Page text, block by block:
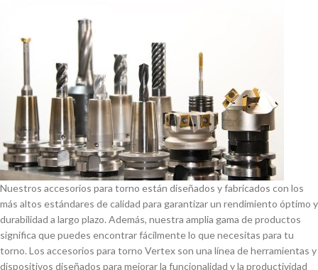
Nuestros accesorios para torno están diseñados y fabricados con los
más altos estándares de calidad para garantizar un rendimiento óptimo y
durabilidad a largo plazo. Además, nuestra amplia gama de productos
significa que puedes encontrar fácilmente lo que necesitas para tu
torno. Los accesorios para torno Vertex son una lí­nea de herramientas y
dispositivos diseñados para mejorar la funcionalidad y la productividad